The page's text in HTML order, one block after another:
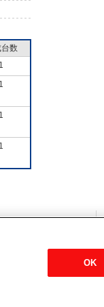
数
PUZ-ERMP56SKA11-A
OK